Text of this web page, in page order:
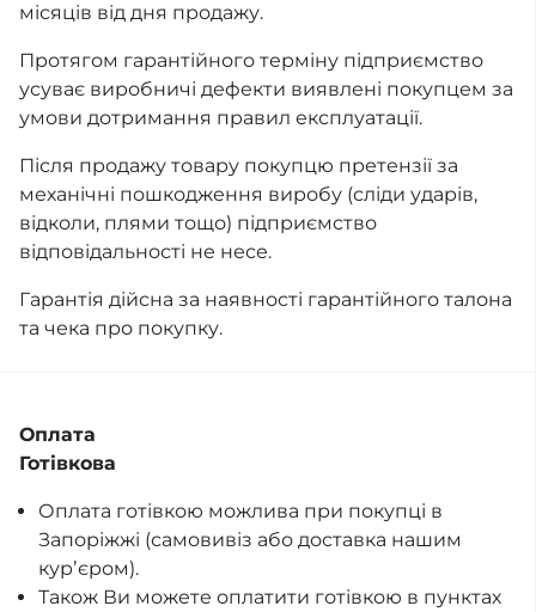
місяців від дня продажу.
Протягом гарантійного терміну підприємство
усуває виробничі дефекти виявлені покупцем за
умови дотримання правил експлуатації.
Після продажу товару покупцю претензії за
механічні пошкодження виробу (сліди ударів,
відколи, плями тощо) підприємство
відповідальності не несе.
Гарантія дійсна за наявності гарантійного талона
та чека про покупку.
Оплата
Готівкова
Оплата готівкою можлива при покупці в
Запоріжжі (самовивіз або доставка нашим
курʼєром).
Також Ви можете оплатити готівкою в пунктах